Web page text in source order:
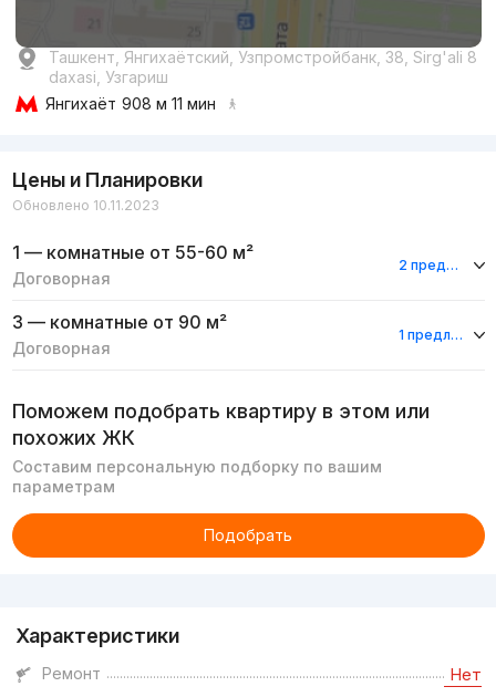
Ташкент, Янгихаётский, Узпромстройбанк, 38, Sirg'ali 8
daxasi, Узгариш
Янгихаёт 908 м 11 мин
Цены и Планировки
Обновлено 10.11.2023
1 — комнатные от 55-60 м²
Договорная
2 предложения
3 — комнатные от 90 м²
Договорная
1 предложение
Поможем подобрать квартиру в этом или
похожих ЖК
Составим персональную подборку по вашим
параметрам
Подобрать
Характеристики
Ремонт Нет